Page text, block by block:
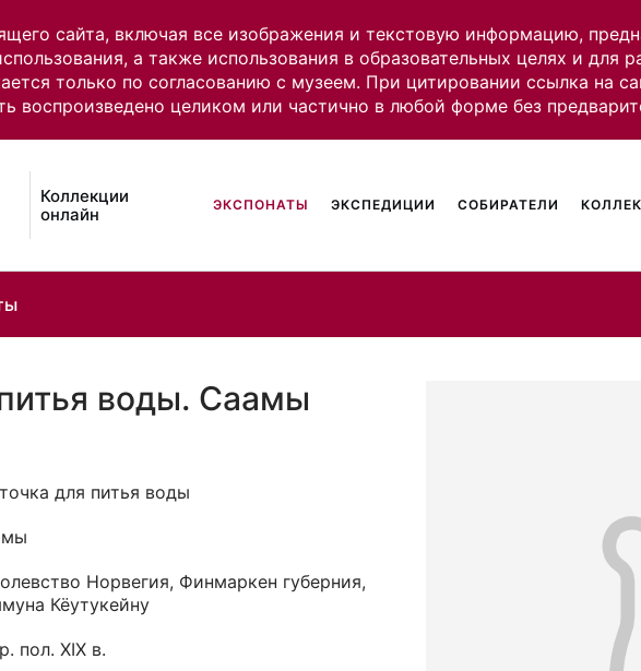
сайта, включая все изображения и текстовую информацию,
а также использования в образовательных целях и для
только по согласованию с музеем. При цитировании ссылка на
воспроизведено целиком или частично в любой форме без
Коллекции
онлайн
ЭКСПОНАТЫ ЭКСПЕДИЦИИ СОБИРАТЕЛИ
воды. Саамы
для питья воды
Норвегия, Финмаркен губерния,
Кёутукейну
пол. XIX в.